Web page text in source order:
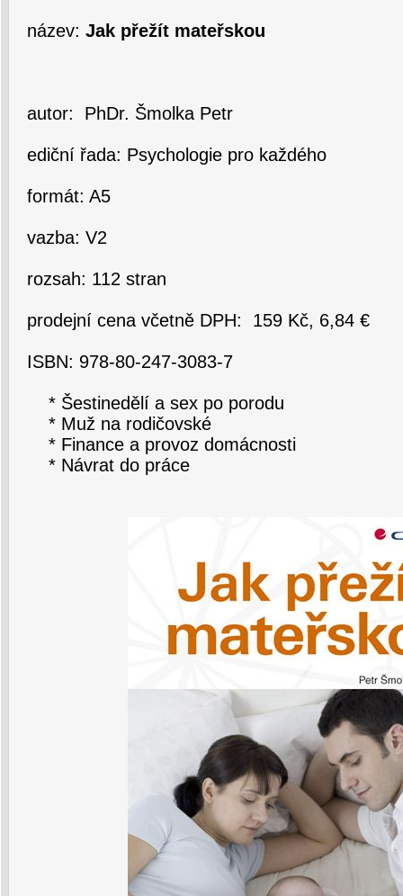
název: Jak přežít mateřskou
autor: PhDr. Šmolka Petr
ediční řada: Psychologie pro každého
formát: A5
vazba: V2
rozsah: 112 stran
prodejní cena včetně DPH: 159 Kč, 6,84 €
ISBN: 978-80-247-3083-7
* Šestinedělí a sex po porodu
* Muž na rodičovské
* Finance a provoz domácnosti
* Návrat do práce